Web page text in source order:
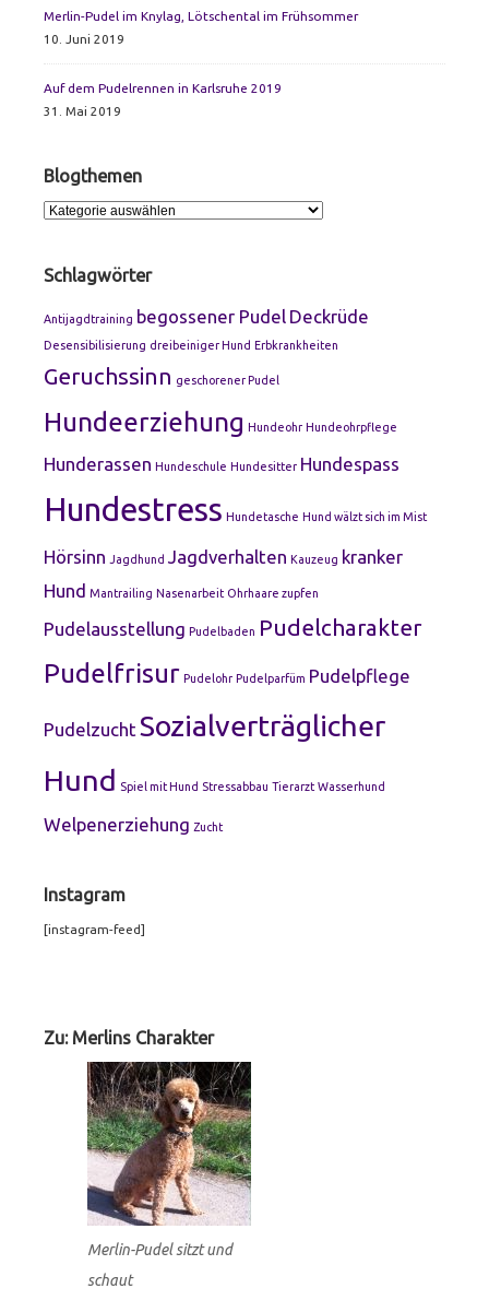
Merlin-Pudel im Knylag, Lötschental im Frühsommer
10. Juni 2019
Auf dem Pudelrennen in Karlsruhe 2019
31. Mai 2019
Blogthemen
Blogthemen
Schlagwörter
Antijagdtraining begossener Pudel Deckrüde
Desensibilisierung dreibeiniger Hund Erbkrankheiten
Geruchssinn geschorener Pudel
Hundeerziehung Hundeohr Hundeohrpflege
Hunderassen Hundeschule Hundesitter Hundespass
Hundestress Hundetasche Hund wälzt sich im Mist
Hörsinn Jagdhund Jagdverhalten Kauzeug kranker
Hund Mantrailing Nasenarbeit Ohrhaare zupfen
Pudelausstellung Pudelbaden Pudelcharakter
Pudelfrisur Pudelohr Pudelparfüm Pudelpflege
Pudelzucht Sozialverträglicher
Hund Spiel mit Hund Stressabbau Tierarzt Wasserhund
Welpenerziehung Zucht
Instagram
[instagram-feed]
Widgets
Zu: Merlins Charakter
Merlin-Pudel sitzt und
schaut